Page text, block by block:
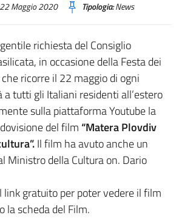
Maggio 2020 Tipologia:News
richiesta del Consiglio
in occasione della Festa dei
ricorre il 22 maggio di ogni
a tutti gli Italiani residenti all’estero
sulla piattaforma Youtube la
del film “Matera Plovdiv
Il film ha avuto anche un
Ministro della Cultura on. Dario
link gratuito per poter vedere il film
la scheda del Film.